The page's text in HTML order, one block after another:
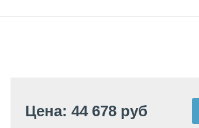
Цена: 44 678 руб